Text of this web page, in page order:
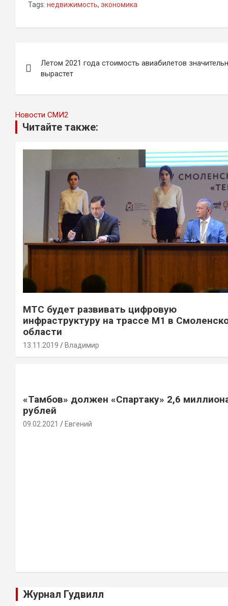
Tags: недвижимость, экономика
по
записям
Летом 2021 года стоимость авиабилетов
вырастет
Новости СМИ2
Читайте также:
МТС будет развивать цифровую
инфраструктуру на трассе М1 в
области
13.11.2019 Владимир
«Тамбов» должен «Спартаку» 2,6
рублей
09.02.2021 Евгений
Журнал Гудвилл